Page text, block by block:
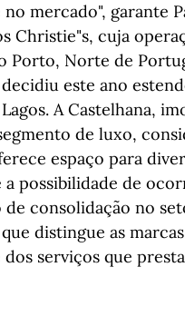
mercado", garante
Christie"s, cuja
Porto, Norte de
este ano
A Castelhana,
de luxo,
espaço para
a possibilidade de
consolidação no
distingue as
dos serviços que